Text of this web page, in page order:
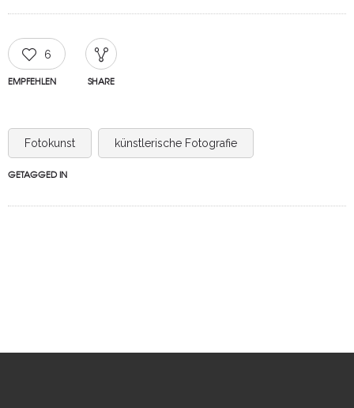
6
EMPFEHLEN SHARE
Fotokunst künstlerische Fotografie
GETAGGED IN